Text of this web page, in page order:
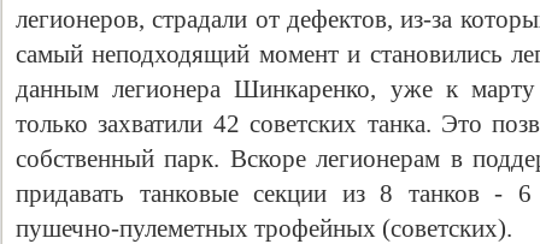
легионеров, страдали от дефектов, из-за
самый неподходящий момент и становились
данным легионера Шинкаренко, уже к
только захватили 42 советских танка. Это
собственный парк. Вскоре легионерам в
придавать танковые секции из 8 танков -
пушечно-пулеметных трофейных (советских).